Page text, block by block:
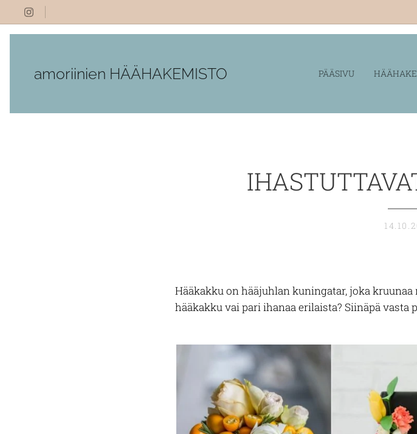
amoriinien HÄÄHAKEMISTO PÄÄSIVU
Hääkakku on hääjuhlan kuningatar, joka
hääkakku vai pari ihanaa erilaista? Siinäpä vasta